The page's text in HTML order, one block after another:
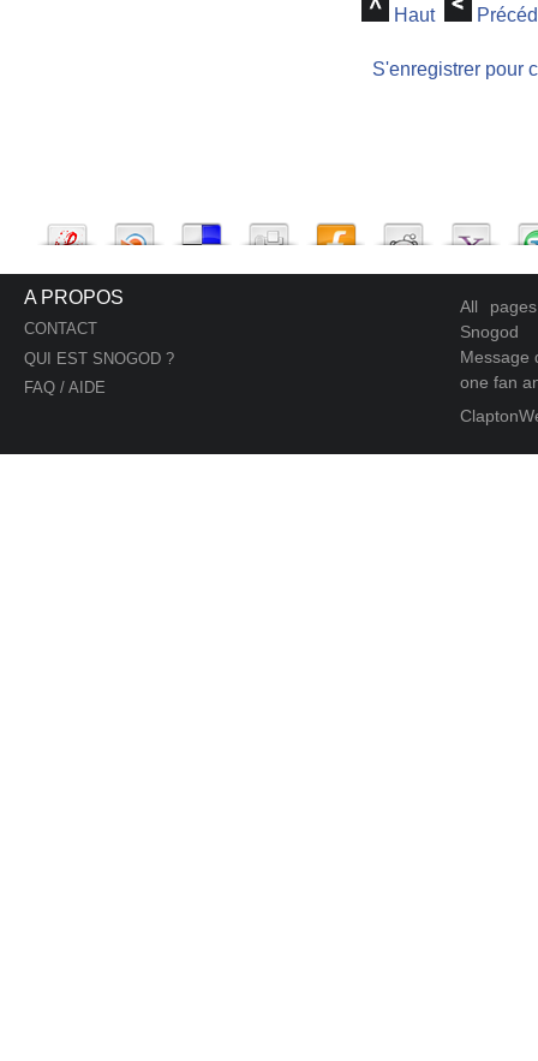
Haut
S'enregistrer pour
A PROPOS
CONTACT
QUI EST SNOGOD ?
FAQ / AIDE
All
Snogod
Message
one fan